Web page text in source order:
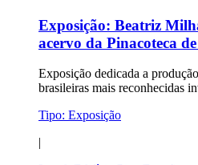
Exposição: Beatriz
acervo da Pinacoteca
Exposição dedicada a
brasileiras mais reconhecidas
Tipo: Exposição
|